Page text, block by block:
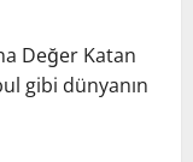
Değer Katan
gibi dünyanın